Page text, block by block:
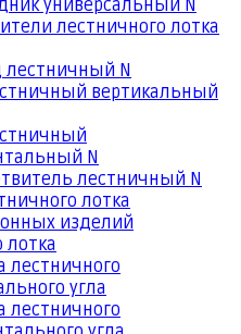
универсальный N
лестничного лотка
лестничный N
вертикальный
N
лестничный N
лотка
изделий
лотка
лестничного
угла
лестничного